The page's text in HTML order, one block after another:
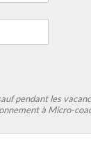
pendant les
à Micro-